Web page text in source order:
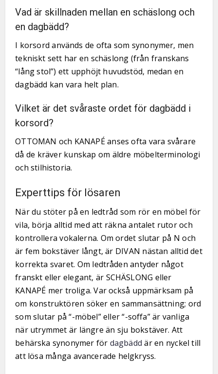
Vad är skillnaden mellan en schäslong och
en dagbädd?
I korsord används de ofta som synonymer, men
tekniskt sett har en schäslong (från franskans
“lång stol”) ett upphöjt huvudstöd, medan en
dagbädd kan vara helt plan.
Vilket är det svåraste ordet för dagbädd i
korsord?
OTTOMAN och KANAPÉ anses ofta vara svårare
då de kräver kunskap om äldre möbelterminologi
och stilhistoria.
Experttips för lösaren
När du stöter på en ledtråd som rör en möbel för
vila, börja alltid med att räkna antalet rutor och
kontrollera vokalerna. Om ordet slutar på N och
är fem bokstäver långt, är DIVAN nästan alltid det
korrekta svaret. Om ledtråden antyder något
franskt eller elegant, är SCHÄSLONG eller
KANAPÉ mer troliga. Var också uppmärksam på
om konstruktören söker en sammansättning; ord
som slutar på “-möbel” eller “-soffa” är vanliga
när utrymmet är längre än sju bokstäver. Att
behärska synonymer för dagbädd är en nyckel till
att lösa många avancerade helgkryss.